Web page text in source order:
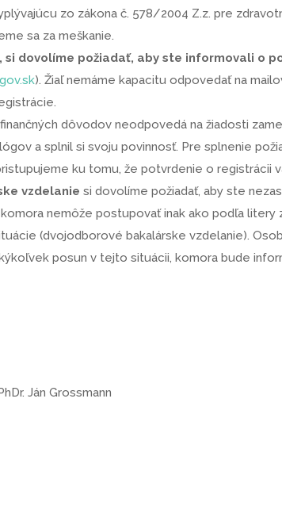
zo zákona č. 578/2004 Z.z. pre
sa za meškanie.
dovolíme požiadať, aby ste informovali o
). Žiaľ nemáme kapacitu odpovedať na
dôvodov neodpovedá na žiadosti
a splnil si svoju povinnosť. Pre splnenie
ku tomu, že potvrdenie o registrácii
vzdelanie si dovolíme požiadať, aby ste
nemôže postupovať inak ako podľa litery
(dvojodborové bakalárske vzdelanie).
posun v tejto situácii, komora bude
Ján Grossmann